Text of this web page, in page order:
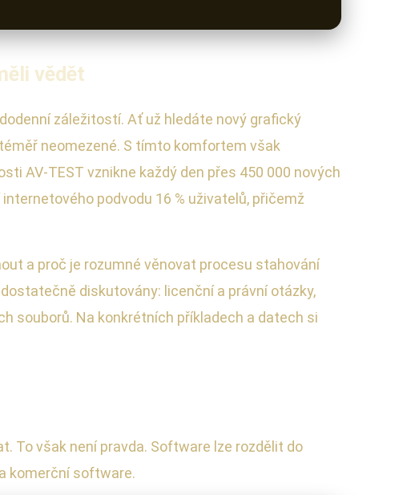
vědět
záležitostí. Ať už hledáte nový grafický
neomezené. S tímto komfortem však
AV-TEST vznikne každý den přes 450 000 nových
podvodu 16 % uživatelů, přičemž
a proč je rozumné věnovat procesu stahování
diskutovány: licenční a právní otázky,
souborů. Na konkrétních příkladech a datech si
To však není pravda. Software lze rozdělit do
komerční software.